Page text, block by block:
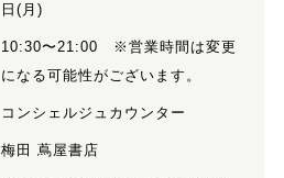
日(月)
10:30〜21:00 ※営業時間は変更
になる可能性がございます。
コンシェルジュカウンター
梅田 蔦屋書店